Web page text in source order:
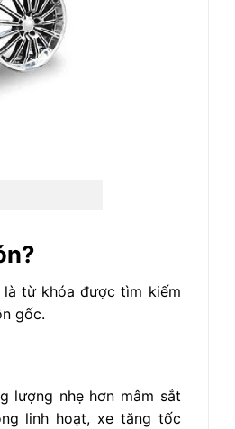
là từ khóa được tìm kiếm
gốc.
lượng nhẹ hơn mâm sắt
linh hoạt, xe tăng tốc